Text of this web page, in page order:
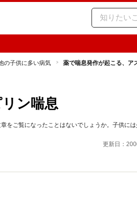
の子供に多い病気 薬で喘息発作が起こる、ア
ン喘息
をご覧になったことはないでしょうか。子供に
更新日：